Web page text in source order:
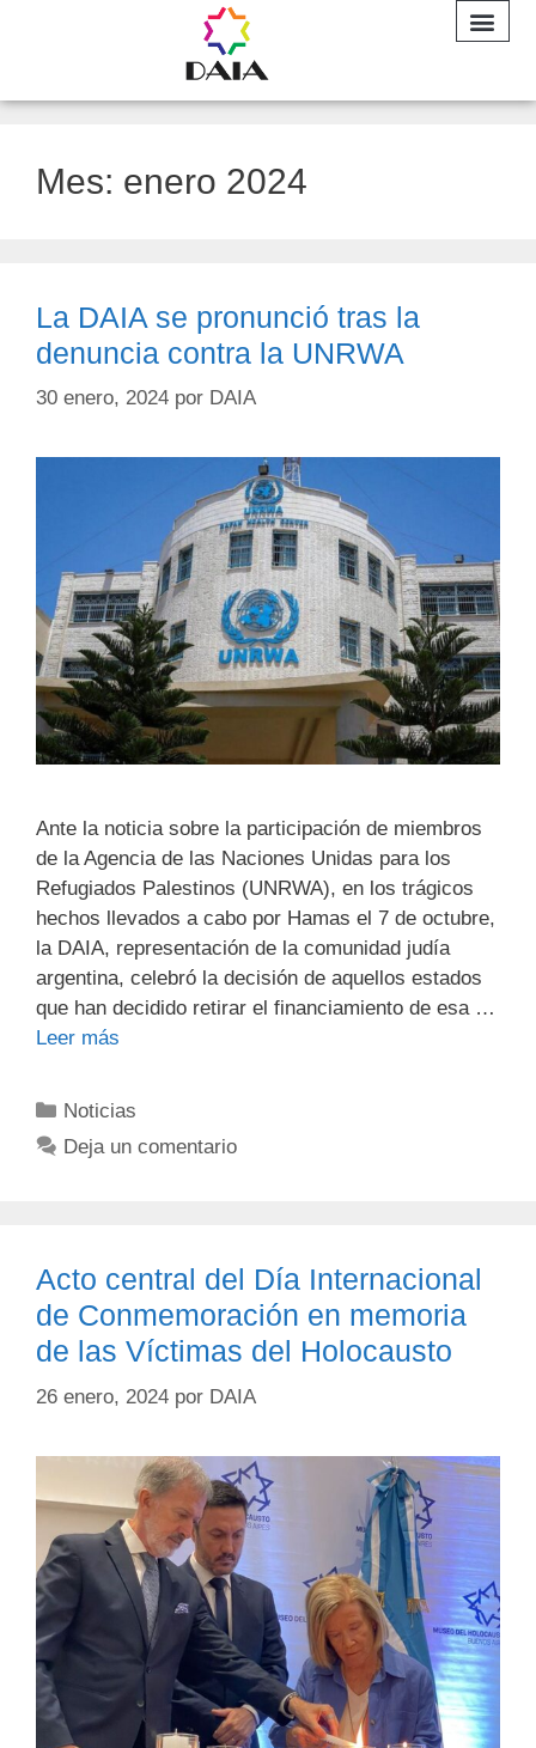
Mes: enero 2024
La DAIA se pronunció tras la
denuncia contra la UNRWA
30 enero, 2024 por DAIA
Ante la noticia sobre la participación de miembros
de la Agencia de las Naciones Unidas para los
Refugiados Palestinos (UNRWA), en los trágicos
hechos llevados a cabo por Hamas el 7 de octubre,
la DAIA, representación de la comunidad judía
argentina, celebró la decisión de aquellos estados
que han decidido retirar el financiamiento de esa …
Leer más
Noticias
Deja un comentario
Acto central del Día Internacional
de Conmemoración en memoria
de las Víctimas del Holocausto
26 enero, 2024 por DAIA